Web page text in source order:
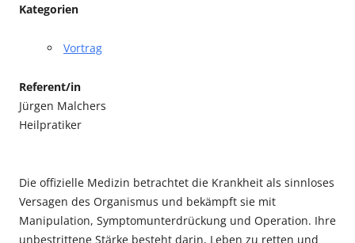
Kategorien
Vortrag
Referent/in
Jürgen Malchers
Heilpratiker
Die offizielle Medizin betrachtet die Krankheit als sinnloses
Versagen des Organismus und bekämpft sie mit
Manipulation, Symptomunterdrückung und Operation. Ihre
unbestrittene Stärke besteht darin, Leben zu retten und